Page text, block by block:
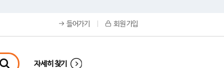
들어가기 회원 가입
자세히 찾기